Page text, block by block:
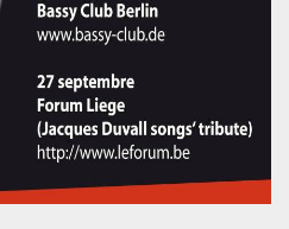
JACQUES DUVALL,
de COPI le 2 avril 2011 au
(2011).
BIJOU DE GAINSBOURG"